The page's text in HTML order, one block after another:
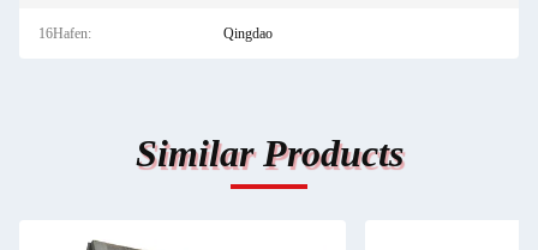
16Hafen: Qingdao
Similar Products